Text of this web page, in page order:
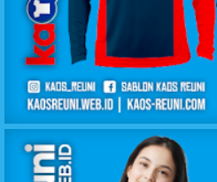
KAOS KELAS NF 1991